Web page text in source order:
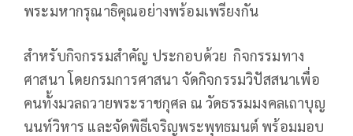
พระมหากรุณาธิคุณอย่างพร้อมเพรียงกัน
สำหรับกิจกรรมสำคัญ ประกอบด้วย กิจกรรมทาง
ศาสนา โดยกรมการศาสนา จัดกิจกรรมวิปัสสนาเพื่อ
คนทั้งมวลถวายพระราชกุศล ณ วัดธรรมมงคลเถาบุญ
นนท์วิหาร และจัดพิธีเจริญพระพุทธมนต์ พร้อมมอบ